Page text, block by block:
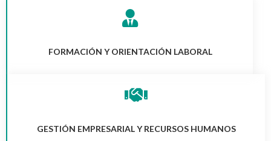
FORMACIÓN Y ORIENTACIÓN LABORAL
GESTIÓN EMPRESARIAL Y RECURSOS HUMANOS